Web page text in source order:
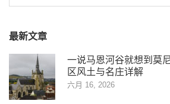
索：
最新文章
一说马恩河谷就想到莫
区风土与名庄详解
六月 16, 2026